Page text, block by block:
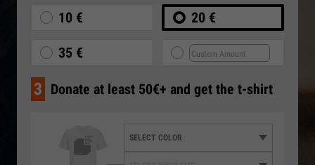
10 € 20 €
35 €
3 Donate at least 50€+ and get the t-shirt